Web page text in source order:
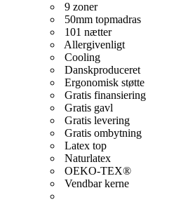
9 zoner
50mm topmadras
101 nætter
Allergivenligt
Cooling
Danskproduceret
Ergonomisk støtte
Gratis finansiering
Gratis gavl
Gratis levering
Gratis ombytning
Latex top
Naturlatex
OEKO-TEX®
Vendbar kerne